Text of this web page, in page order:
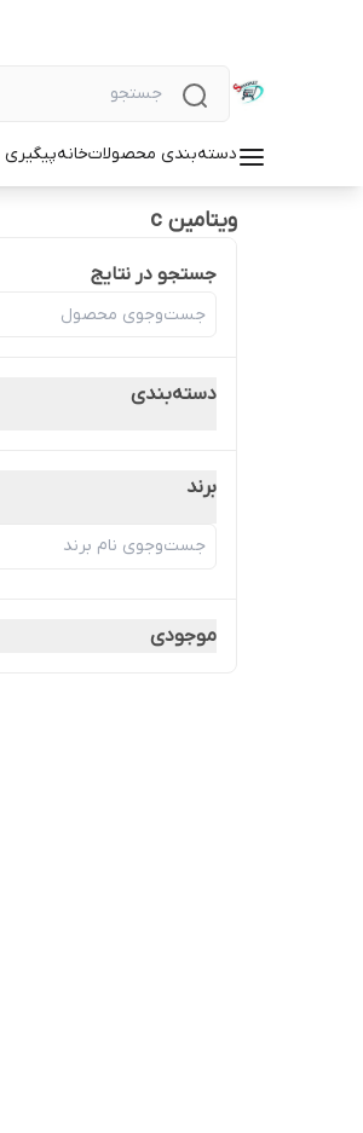
دسته‌بندی محصولاتخانه
ویتامین c
جستجو در نتایج
دسته‌بندی
برند
موجودی